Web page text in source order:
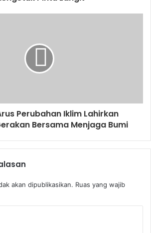
Perubahan Iklim Lahirkan
Bersama Menjaga Bumi
akan dipublikasikan. Ruas yang wajib